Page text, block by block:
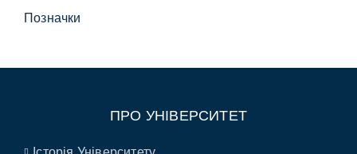
Позначки
ПРО УНІВЕРСИТЕТ